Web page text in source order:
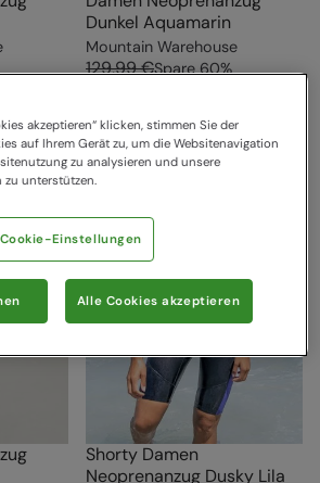
Dunkel Aquamarin
Mountain Warehouse
129,99 €Spare 60%
Shorty Damen
Neoprenanzug Dusky Lila
akzeptieren“ klicken, stimmen Sie der
auf Ihrem Gerät zu, um die Websitenavigation
zu analysieren und unsere
zu unterstützen.
Cookie-Einstellungen
Alle Cookies akzeptieren